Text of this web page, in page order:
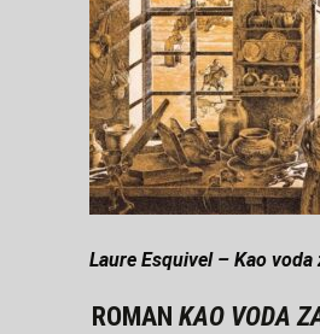
Laure Esquivel – Kao voda
ROMAN KAO VODA